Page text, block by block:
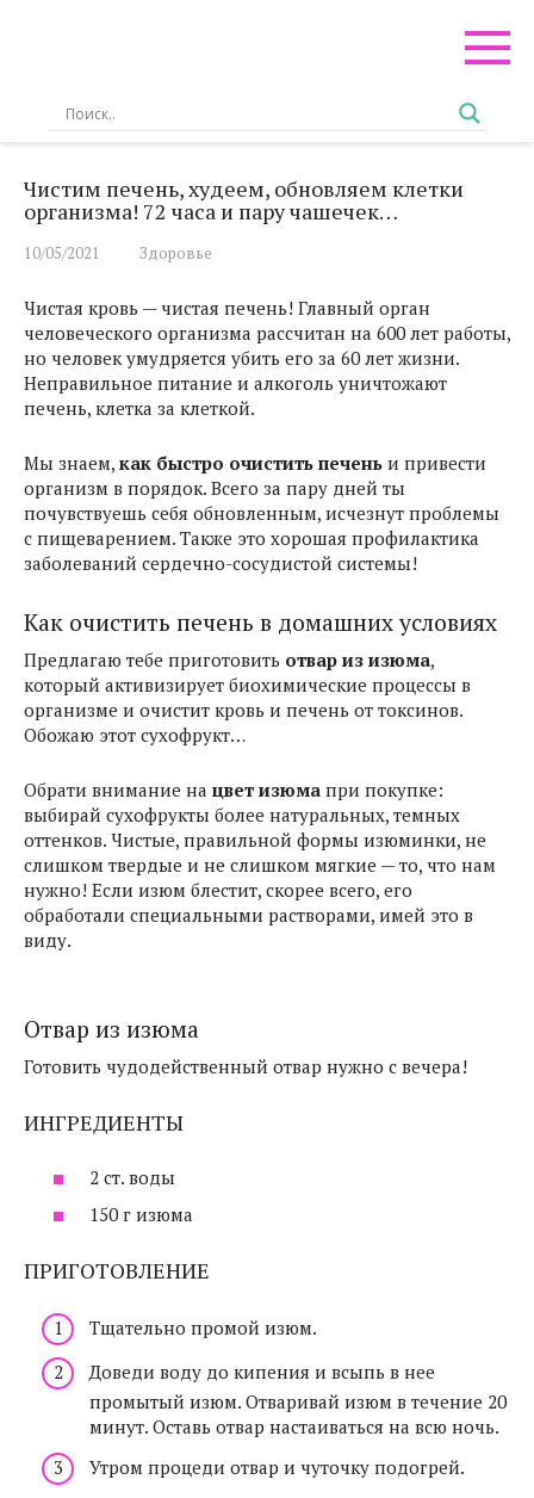
Чистим печень, худеем, обновляем клетки
организма! 72 часа и пару чашечек…
10/05/2021 Здоровье
Чистая кровь — чистая печень! Главный орган
человеческого организма рассчитан на 600 лет работы,
но человек умудряется убить его за 60 лет жизни.
Неправильное питание и алкоголь уничтожают
печень, клетка за клеткой.
Мы знаем, как быстро очистить печень и привести
организм в порядок. Всего за пару дней ты
почувствуешь себя обновленным, исчезнут проблемы
с пищеварением. Также это хорошая профилактика
заболеваний сердечно-сосудистой системы!
Как очистить печень в домашних условиях
Предлагаю тебе приготовить отвар из изюма,
который активизирует биохимические процессы в
организме и очистит кровь и печень от токсинов.
Обожаю этот сухофрукт…
Обрати внимание на цвет изюма при покупке:
выбирай сухофрукты более натуральных, темных
оттенков. Чистые, правильной формы изюминки, не
слишком твердые и не слишком мягкие — то, что нам
нужно! Если изюм блестит, скорее всего, его
обработали специальными растворами, имей это в
виду.
Отвар из изюма
Готовить чудодейственный отвар нужно с вечера!
ИНГРЕДИЕНТЫ
2 ст. воды
150 г изюма
ПРИГОТОВЛЕНИЕ
Тщательно промой изюм.
Доведи воду до кипения и всыпь в нее
промытый изюм. Отваривай изюм в течение 20
минут. Оставь отвар настаиваться на всю ночь.
Утром процеди отвар и чуточку подогрей.